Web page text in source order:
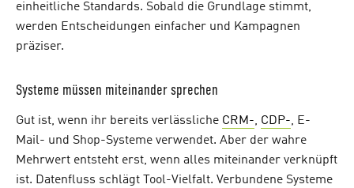
einheitliche Standards. Sobald die Grundlage stimmt,
werden Entscheidungen einfacher und Kampagnen
präziser.
Systeme müssen miteinander sprechen
Gut ist, wenn ihr bereits verlässliche CRM-, CDP-, E-
Mail- und Shop-Systeme verwendet. Aber der wahre
Mehrwert entsteht erst, wenn alles miteinander verknüpft
ist. Datenfluss schlägt Tool-Vielfalt. Verbundene Systeme